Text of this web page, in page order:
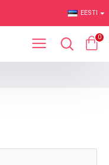
EESTI
0